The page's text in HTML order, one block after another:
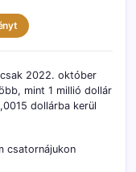
2022. október
mint 1 millió dollár
dollárba kerül
csatornájukon